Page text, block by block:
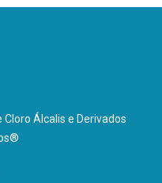
Álcalis e Derivados